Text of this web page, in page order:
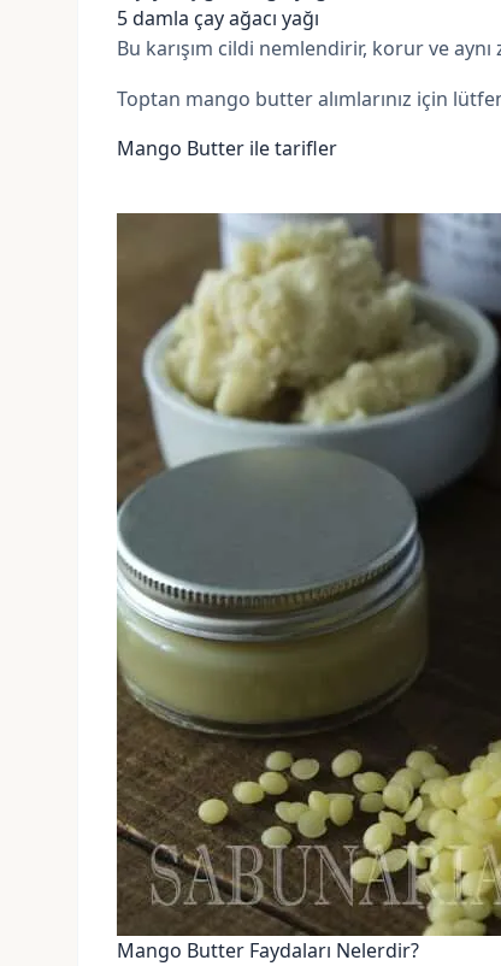
5 damla çay ağacı yağı
Bu karışım cildi nemlendirir, korur ve
Toptan mango butter alımlarınız için
Mango Butter ile tarifler
Mango Butter Faydaları Nelerdir?